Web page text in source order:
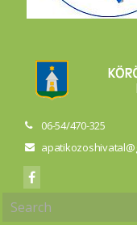
06-54/470-325